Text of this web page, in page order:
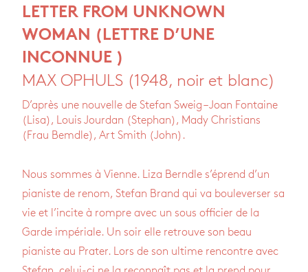
LETTER FROM UNKNOWN
WOMAN (LETTRE D’UNE
INCONNUE )
MAX OPHULS (1948, noir et blanc)
D’après une nouvelle de Stefan Sweig – Joan Fontaine
(Lisa), Louis Jourdan (Stephan), Mady Christians
(Frau Bemdle), Art Smith (John).
Nous sommes à Vienne. Liza Berndle s’éprend d’un
pianiste de renom, Stefan Brand qui va bouleverser sa
vie et l’incite à rompre avec un sous officier de la
Garde impériale. Un soir elle retrouve son beau
pianiste au Prater. Lors de son ultime rencontre avec